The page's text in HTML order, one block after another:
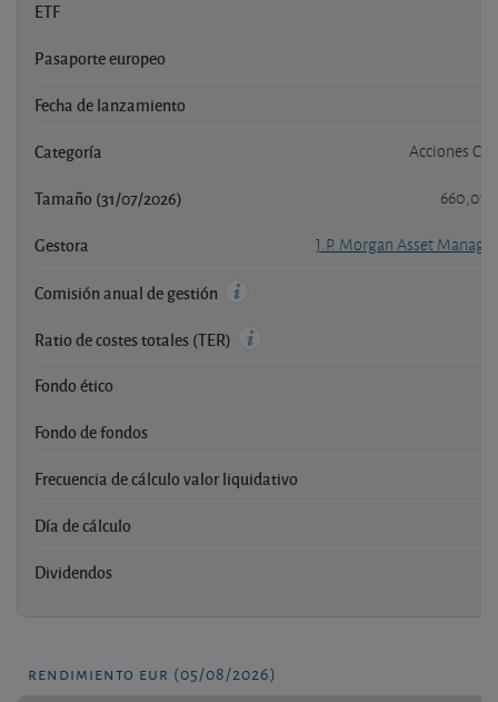
ETF
Pasaporte europeo
Fecha de lanzamiento
Categoría Acciones
Tamaño (31/07/2026)
Gestora J.P. Morgan Asset
Comisión anual de gestión
Ratio de costes totales (TER)
Fondo ético
Fondo de fondos
Frecuencia de cálculo valor liquidativo
Día de cálculo
Dividendos
rendimiento eur (05/08/2026)